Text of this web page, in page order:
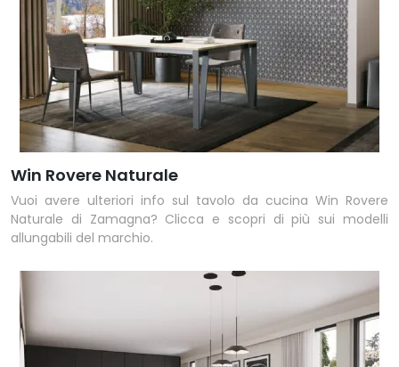
Win Rovere Naturale
Vuoi avere ulteriori info sul tavolo da cucina Win Rovere
Naturale di Zamagna? Clicca e scopri di più sui modelli
allungabili del marchio.